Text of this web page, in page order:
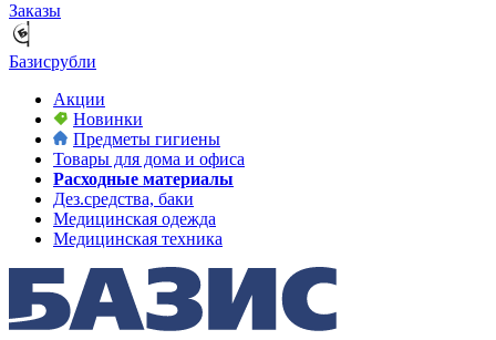
Заказы
Базисрубли
Акции
Новинки
Предметы гигиены
Товары для дома и офиса
Расходные материалы
Дез.средства, баки
Медицинская одежда
Медицинская техника